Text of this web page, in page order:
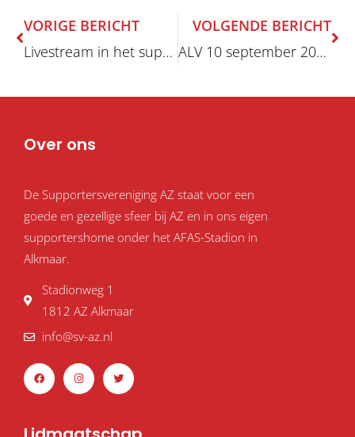
VORIGE BERICHT
Livestream in het supportershome: FC Groningen – AZ
VOLGENDE BERICHT
ALV 10 september 2018: Notulen én jaarrekening
Over ons
De Supportersvereniging AZ staat voor een
goede en gezellige sfeer bij AZ en in ons eigen
supportershome onder het AFAS-Stadion in
Alkmaar.
Stadionweg 1
1812 AZ Alkmaar
info@sv-az.nl
F
a
c
e
o
I
n
s
t
r
T
w
i
t
r